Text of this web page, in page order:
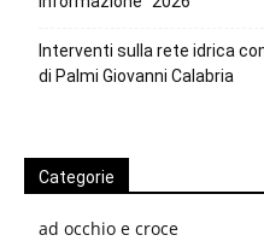
Interventi sulla rete idrica
di Palmi Giovanni Calabria
Categorie
ad occhio e croce